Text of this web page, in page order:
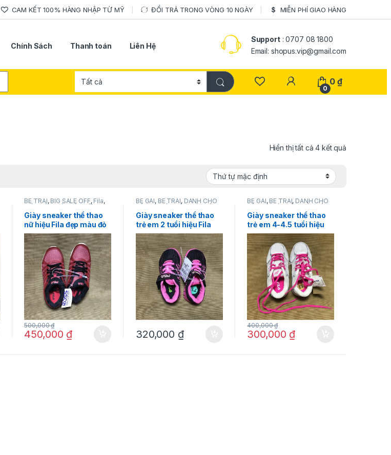
CAM KẾT 100% HÀNG NHẬP TỪ MỸ ĐỔI TRẢ TRONG VÒNG 10 NGÀY MIỄN PHÍ GIAO HÀNG
Chính Sách Thanh toán Liên Hệ
Support: 0707 08 1800
Email: shopus.vip@gmail.com
0
0₫
Hiển thị tất cả 4 kết quả
BÉ TRAI, BIG SALE OFF, Fila,
GIÀY DÉP NỮ,
KIỆN NỮ,THỜI TRANG NỮ
Giày sneaker thể thao
nữ hiệu Fila đẹp màu đỏ
size 4 chính hãng
450,000 ₫
500,000₫
BÉ GÁI, BÉ TRAI, DÀNH CHO
Giày sneaker thể thao
trẻ em 2 tuổi hiệu Fila
màu đen đế giày màu
hồng size (US) 7 ½
chính hãng
320,000 ₫
BÉ GÁI, BÉ TRAI, DÀNH CHO
Giày sneaker thể thao
trẻ em 4-4.5 tuổi hiệu
Fila màu trắng size (US)
12 hàng mỹ chính hãng
300,000 ₫
400,000₫